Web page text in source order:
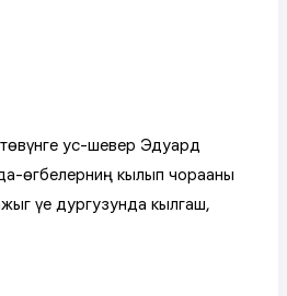
ус-шевер Эдуард
өгбелерниң кылып чорааны
үе дургузунда кылгаш,